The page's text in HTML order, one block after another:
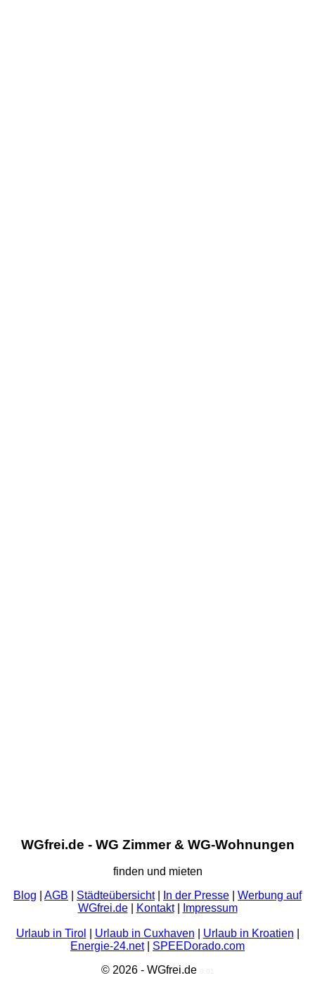
WGfrei.de - WG Zimmer & WG-Wohnungen
finden und mieten
Blog
AGB Städteübersicht| In der Presse
Werbung auf
WGfrei.de| Kontakt| Impressum
Urlaub in Tirol Urlaub in Cuxhaven Urlaub in Kroatien
Energie-24.net| SPEEDorado.com
© 2026 - WGfrei.de